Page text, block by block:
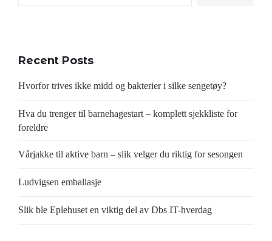
Recent Posts
Hvorfor trives ikke midd og bakterier i silke sengetøy?
Hva du trenger til barnehagestart – komplett sjekkliste for
foreldre
Vårjakke til aktive barn – slik velger du riktig for sesongen
Ludvigsen emballasje
Slik ble Eplehuset en viktig del av Dbs IT-hverdag